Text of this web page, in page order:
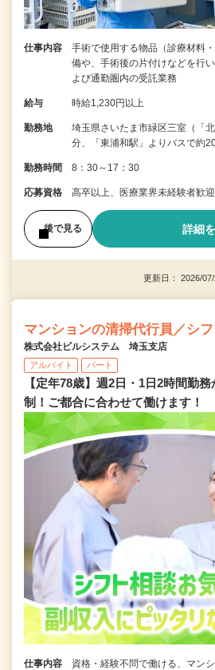
仕事内容
手術で使用する物品（診療材料
備や、手術後の片付けなどを行
よび通勤圏内の受託業務
給与 時給1,230円以上
勤務地
埼玉県さいたま市緑区三室（「
分、「東浦和駅」よりバスで約20
勤務時間 8：30～17：30
応募資格 高卒以上、医療業界未経験者歓迎
後で見る 詳細
更新日： 2026/
マンションの清掃代行員／シフ
株式会社ビルシステム 埼玉支店
アルバイト パート
【定年78歳】週2日・1日2時間勤
制！ご都合に合わせて働けます！
仕事内容
資格・経験不問で働ける、マン